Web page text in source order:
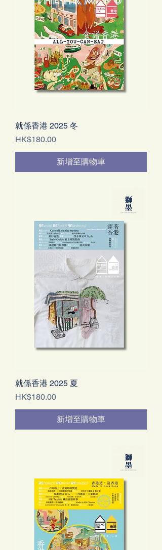
就係香港 2025 冬
價格
HK$180.00
新增至購物車
就係香港 2025 夏
價格
HK$180.00
新增至購物車